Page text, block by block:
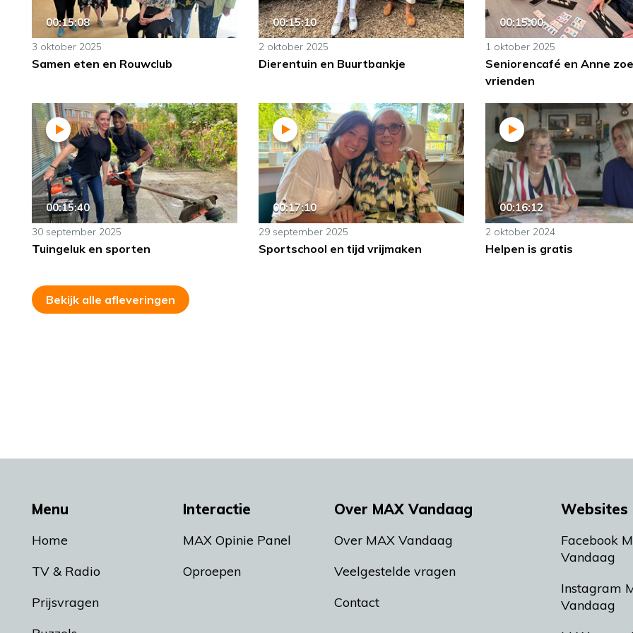
00:15:08
3 oktober 2025
Samen eten en Rouwclub
00:15:10
2 oktober 2025
Dierentuin en Buurtbankje
00:15:00
1 oktober 2025
Seniorencafé en Anne
vrienden
00:15:40
30 september 2025
Tuingeluk en sporten
00:17:10
29 september 2025
Sportschool en tijd vrijmaken
00:16:12
2 oktober 2024
Helpen is gratis
Bekijk alle afleveringen
Menu
Home
TV & Radio
Prijsvragen
Interactie
MAX Opinie Panel
Oproepen
Over MAX Vandaag
Over MAX Vandaag
Veelgestelde vragen
Contact
Websites
Facebook
Vandaag
Instagram
Vandaag